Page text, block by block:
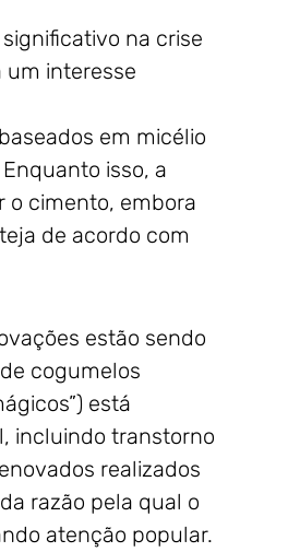
na crise
um interesse
em micélio
isso, a
o cimento, embora
de acordo com
estão sendo
cogumelos
está
incluindo transtorno
realizados
razão pela qual o
atenção popular.